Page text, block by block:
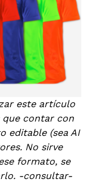
este artículo
contar con
editable (sea AI
No sirve
formato, se
-consultar-